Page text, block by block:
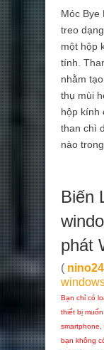
Móc Bye
treo
một hộp
tính.
nhằm
thụ mùi
hộp kính
than chì
nào
Biến
phát
( nino24
Bạn chỉ có
thiết bị
bạn không